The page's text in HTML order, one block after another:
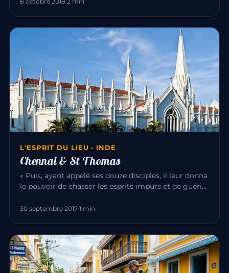
L'ESPRIT DU LIEU · INDE
Chennai & St Thomas
« Puis, ayant appelé ses douze disciples, il leur donna
le pouvoir de chasser les esprits impurs et de guérir
30 septembre 2017·1 min